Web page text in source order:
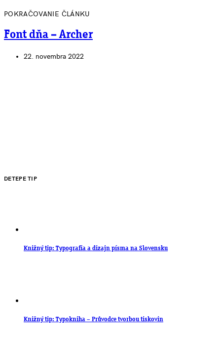
POKRAČOVANIE ČLÁNKU
Font dňa – Archer
22. novembra 2022
DETEPE TIP
Knižný tip: Typografia a dizajn písma na Slovensku
Knižný tip: Typokniha – Průvodce tvorbou tiskovin